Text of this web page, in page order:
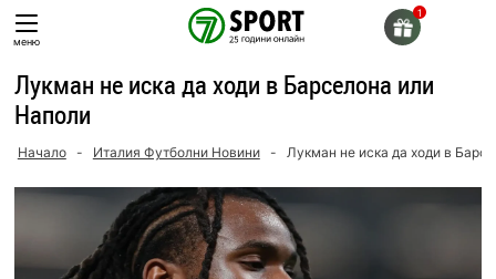
Skip
toменю
Лукман не иска да ходи в Барселона или
Наполи
Начало - Италия Футболни Новини - Лукман не иска да ходи в